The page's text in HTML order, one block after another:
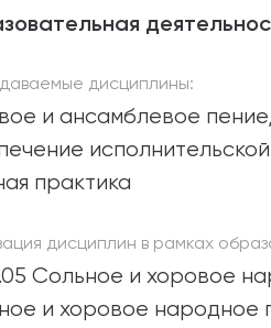
дисциплины:
и ансамблевое
практика
дисциплин в рамках
Сольное и хоровое
и хоровое народное